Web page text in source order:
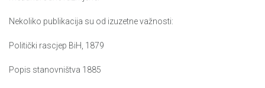
Nekoliko publikacija su od izuzetne važnosti:
Politički rascjep BiH, 1879
Popis stanovništva 1885